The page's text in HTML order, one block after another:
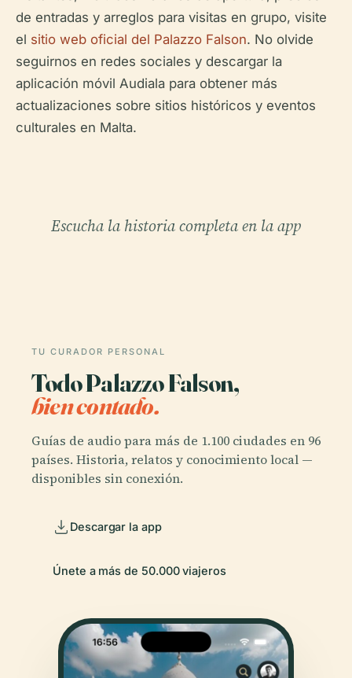
de entradas y arreglos para visitas en grupo, visite
el sitio web oficial del Palazzo Falson. No olvide
seguirnos en redes sociales y descargar la
aplicación móvil Audiala para obtener más
actualizaciones sobre sitios históricos y eventos
culturales en Malta.
Escucha la historia completa en la app
TU CURADOR PERSONAL
Todo Palazzo Falson,
bien contado.
Guías de audio para más de 1.100 ciudades en 96
países. Historia, relatos y conocimiento local —
disponibles sin conexión.
Descargar la app
Únete a más de 50.000 viajeros